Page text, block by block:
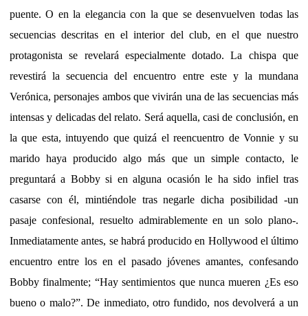
puente. O en la elegancia con la que se desenvuelven todas las
secuencias descritas en el interior del club, en el que nuestro
protagonista se revelará especialmente dotado. La chispa que
revestirá la secuencia del encuentro entre este y la mundana
Verónica, personajes ambos que vivirán una de las secuencias más
intensas y delicadas del relato. Será aquella, casi de conclusión, en
la que esta, intuyendo que quizá el reencuentro de Vonnie y su
marido haya producido algo más que un simple contacto, le
preguntará a Bobby si en alguna ocasión le ha sido infiel tras
casarse con él, mintiéndole tras negarle dicha posibilidad -un
pasaje confesional, resuelto admirablemente en un solo plano-.
Inmediatamente antes, se habrá producido en Hollywood el último
encuentro entre los en el pasado jóvenes amantes, confesando
Bobby finalmente; “Hay sentimientos que nunca mueren ¿Es eso
bueno o malo?”. De inmediato, otro fundido, nos devolverá a un